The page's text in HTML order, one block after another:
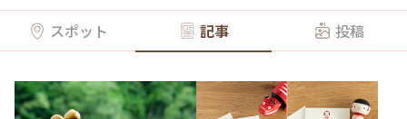
スポット 記事 投稿